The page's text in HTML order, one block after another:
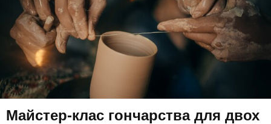
Майстер-клас гончарства для двох